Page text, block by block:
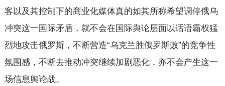
客以及其控制下的商业化媒体真的如其所称希望调停俄乌
冲突这一国际矛盾，就不会在国际舆论层面以话语霸权猛
烈地攻击俄罗斯，不断营造“乌克兰胜俄罗斯败”的竞争性
氛围感，不断去推动冲突继续加剧恶化，亦不会产生这一
场信息舆论战。